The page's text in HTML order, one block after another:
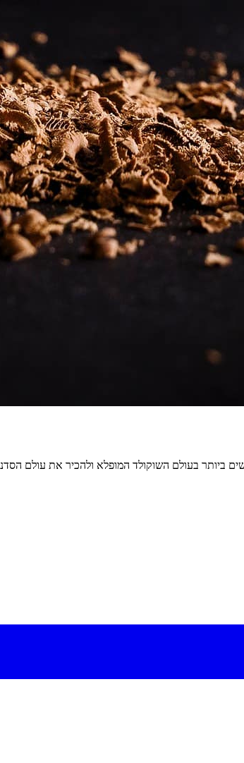
ביותר בעולם השוקולד המופלא ולהכיר את עולם